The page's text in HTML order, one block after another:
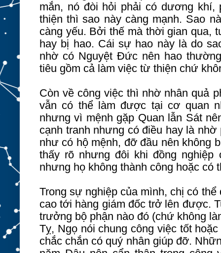
mắn, nó đòi hỏi phải có dương khí,
thiện thì sao này càng mạnh. Sao
càng yếu. Bởi thế mà thời gian qua,
hay bị hao. Cái sự hao này là do
nhờ có Nguyệt Đức nên hao
tiêu gồm cả làm việc từ thiện chứ
Còn về công việc thì nhờ nhân quả
vẫn có thể làm được tại cơ quan
nhưng vì mệnh gặp Quan lẫn Sát
cạnh tranh nhưng có điều hay là
như có hộ mệnh, đỡ đầu nên không
thấy rõ nhưng đôi khi đồng
nhưng họ không thành công hoặc có
Trong sự nghiệp của mình, chị có
cao tới hàng giám đốc trở lên được.
trưởng bộ phận nào đó (chứ không
Tỵ, Ngọ nói chung công việc tốt
chắc chắn có quý nhân giúp đỡ.